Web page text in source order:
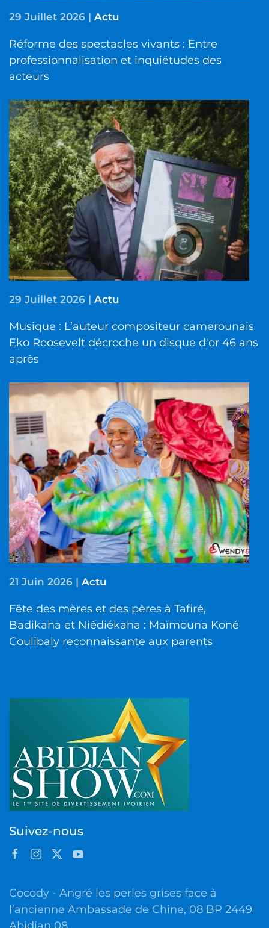
29 Juillet 2026 | Actu
Réforme des spectacles vivants : Entre
professionnalisation et inquiétudes des
acteurs
29 Juillet 2026 | Actu
Musique : L’auteur compositeur camerounais
Eko Roosevelt décroche un disque d'or 46 ans
après
21 Juin 2026 | Actu
Fête des mères et des pères à Tafiré,
Badikaha et Niédiékaha : Maïmouna Koné
Coulibaly reconnaissante aux parents
Suivez-nous
Cocody - Angré les perles grises face à
l’ancienne Ambassade de Chine, 08 BP 2449